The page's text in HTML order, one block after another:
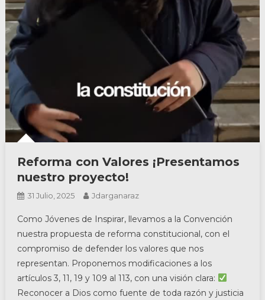
Reforma con Valores ¡Presentamos
nuestro proyecto!
31 Julio, 2025 Jdarganaraz
Como Jóvenes de Inspirar, llevamos a la Convención
nuestra propuesta de reforma constitucional, con el
compromiso de defender los valores que nos
representan. Proponemos modificaciones a los
artículos 3, 11, 19 y 109 al 113, con una visión clara:
Reconocer a Dios como fuente de toda razón y justicia